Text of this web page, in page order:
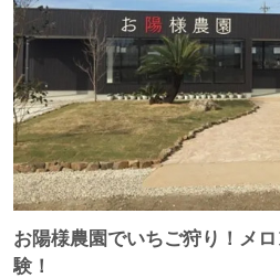
お陽様農園でいちご狩り！メ
験！